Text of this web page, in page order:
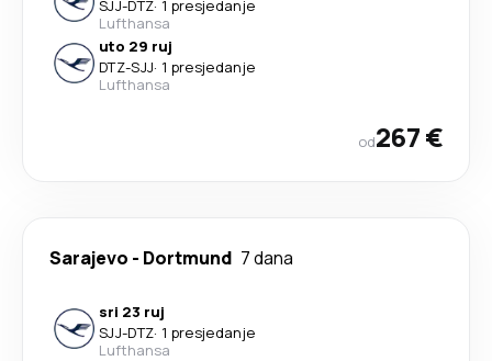
SJJ-DTZ· 1 presjedanje
Lufthansa
uto 29 ruj
DTZ-SJJ· 1 presjedanje
Lufthansa
od267 €
Sarajevo - Dortmund 7 dana
sri 23 ruj
SJJ-DTZ· 1 presjedanje
Lufthansa